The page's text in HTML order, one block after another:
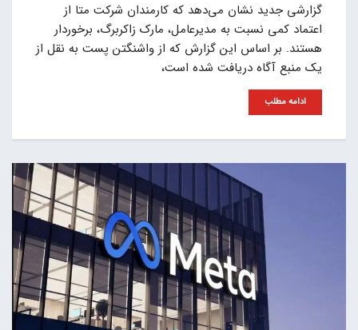
گزارشی جدید نشان می‌دهد که کارمندان شرکت متا از
اعتماد کمی نسبت به مدیرعامل، مارک زاکربرگ، برخوردار
هستند. بر اساس این گزارش که از واشنگتن پست به نقل از
یک منبع آگاه دریافت شده است،
ادامه مطلب